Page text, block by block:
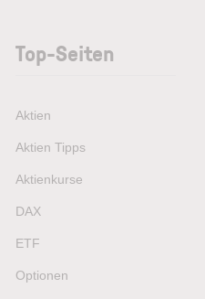
Top-Seiten
Aktien
Aktien Tipps
Aktienkurse
DAX
ETF
Optionen